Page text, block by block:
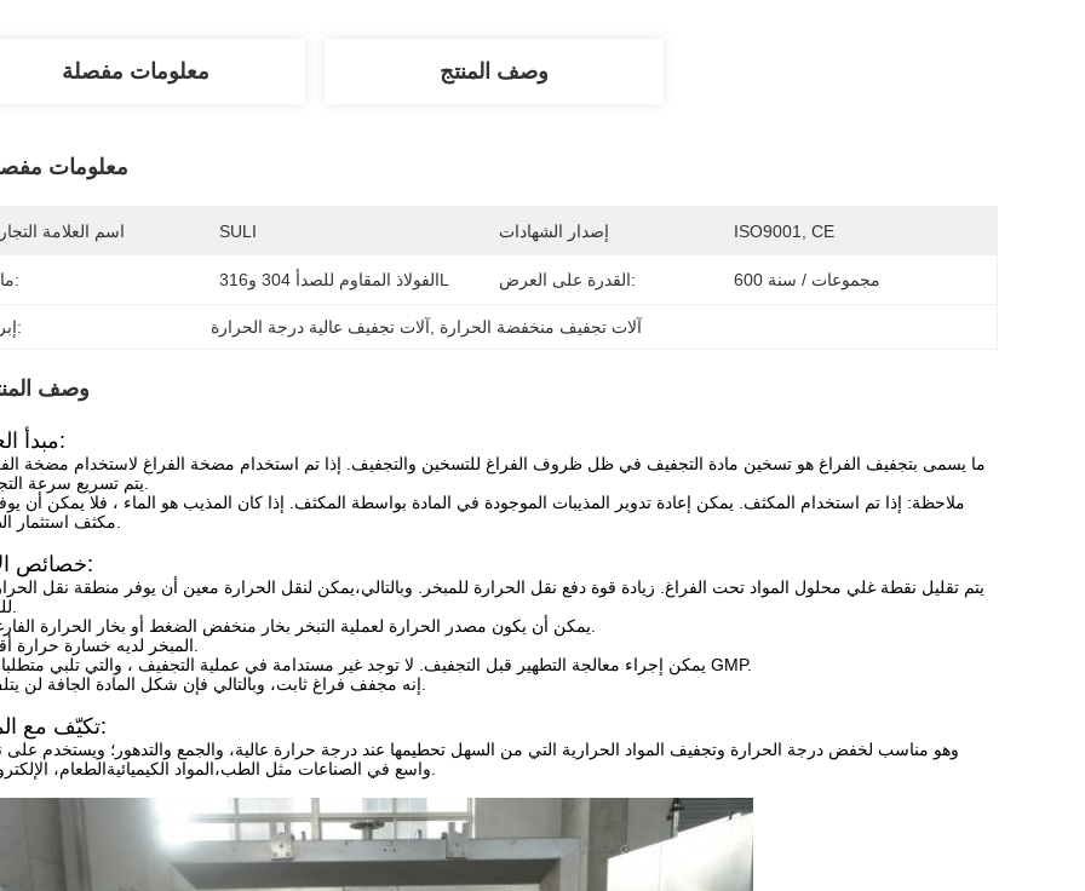
معلومات مفصلة وصف المنتج
معلومات
اسم العلامة SULI إصدار الشهادات ISO9001, CE
مادة: الفولاذ المقاوم للصدأ 304 و316L القدرة على العرض: 600 مجموعات / سنة
إبراز: آلات تجفيف عالية درجة الحرارة آلات تجفيف منخفضة الحرارة
وصف
مبدأ العمل:
ما يسمى بتجفيف الفراغ هو تسخين مادة التجفيف في ظل ظروف الفراغ للتسخين والتجفيف. إذا تم استخدام مضخة الفراغ لاستخدام مضخة
ملاحظة: إذا تم استخدام المكثف. يمكن إعادة تدوير المذيبات الموجودة في المادة بواسطة المكثف. إذا كان المذيب هو الماء ، فلا يمكن أن
خصائص الأداء:
◎ يمكن إجراء معالجة التطهير قبل التجفيف. لا توجد غير مستدامة في عملية التجفيف ، والتي تلبي متطلبات GMP.
تكيّف مع المواد:
وهو مناسب لخفض درجة الحرارة وتجفيف المواد الحرارية التي من السهل تحطيمها عند درجة حرارة عالية، والجمع والتدهور؛ ويستخدم على